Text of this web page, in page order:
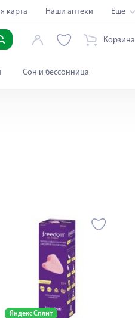
карта Наши аптеки Еще
Корзина
Сон и бессонница
Яндекс Сплит